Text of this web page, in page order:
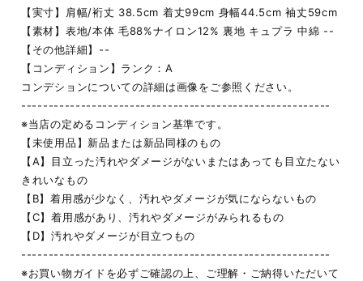
【実寸】肩幅/裄丈 38.5cm 着丈99cm 身幅44.5cm 袖丈59cm
【素材】表地/本体 毛88%ナイロン12% 裏地 キュプラ 中綿 --
【その他詳細】--
【コンディション】ランク：A
コンデションについての詳細は画像をご参照ください。
---------------------------------------------------------
※当店の定めるコンディション基準です。
【未使用品】新品または新品同様のもの
【A】目立った汚れやダメージがないまたはあっても目立たない
きれいなもの
【B】着用感が少なく、汚れやダメージが気にならないもの
【C】着用感があり、汚れやダメージがみられるもの
【D】汚れやダメージが目立つもの
---------------------------------------------------------
※お買い物ガイドを必ずご確認の上、ご理解・ご納得いただいて